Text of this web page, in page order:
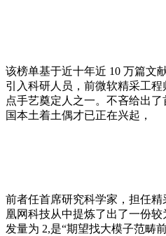
该榜单基于近十年近 10 万篇文
引入科研人员，前微软精采工
点手艺奠定人之一。不吝给出
国本土着土偶才已正在兴起，
前者任首席研究科学家，担任
凰网科技从中提炼了出了一份
发量为 2,是“期望找大模子范畴